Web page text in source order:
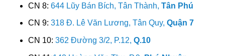
CN 8: 644 Lũy Bán Bích, Tân Thành, Tân Phú
CN 9: 318 Đ. Lê Văn Lương, Tân Quy, Quận 7
CN 10: 362 Đường 3/2, P.12, Q.10